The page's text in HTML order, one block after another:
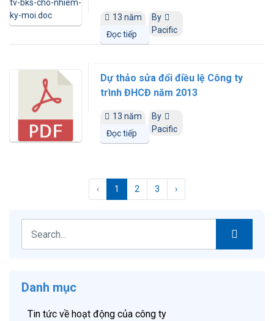
13 năm
trước
By
Pacific
Đọc tiếp
13 năm
trước
By
Pacific
Dự thảo sửa đổi điều lệ Công ty
trình ĐHCĐ năm 2013
Đọc tiếp
‹ 1 2 3 ›
Danh mục
Tin tức về hoạt động của công ty